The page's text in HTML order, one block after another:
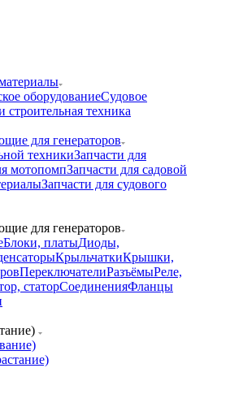
оборудованиеСудовое
строительная техника
для генераторов
техникиЗапчасти для
мотопомпЗапчасти для садовой
Запчасти для судового
для генераторов
Блоки, платыДиоды,
КрыльчаткиКрышки,
ПереключателиРазъёмыРеле,
статорСоединенияФланцы